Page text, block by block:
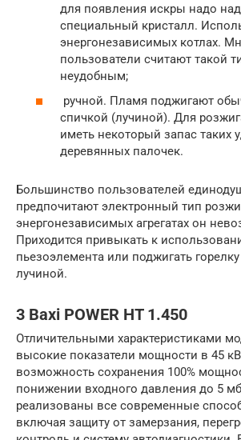
для появления искры надо
специальный кристалл.
энергонезависимых котлах.
пользователи считают такой
неудобным;
ручной. Пламя поджигают
спичкой (лучиной). Для
иметь некоторый запас таких
деревянных палочек.
Большинство пользователей
предпочитают электронный тип
энергонезависимых агрегатах он
Приходится привыкать к
пьезоэлемента или поджигать
лучиной.
3 Baxi POWER HT 1.450
Отличительными характеристиками
высокие показатели мощности в 45
возможность сохранения 100%
понижении входного давления до 5
реализованы все современные
включая защиту от замерзания,